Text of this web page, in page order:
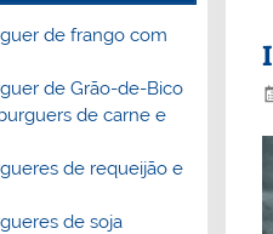
de frango com
de Grão-de-Bico
de carne e
de requeijão e
de soja